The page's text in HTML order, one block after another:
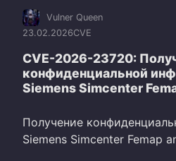
Vulner Queen
23.02.2026CVE
CVE-2026-23720:
конфиденциальной
Siemens Simcenter
Получение
Siemens Simcenter Femap